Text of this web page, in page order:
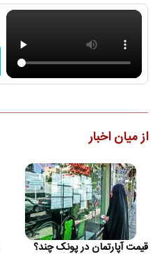
از میان اخبار
قیمت آپارتمان در پونک چند؟